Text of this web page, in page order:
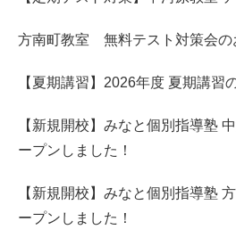
方南町教室 無料テスト対策会の
【夏期講習】2026年度 夏期講習
【新規開校】みなと個別指導塾
ープンしました！
【新規開校】みなと個別指導塾
ープンしました！